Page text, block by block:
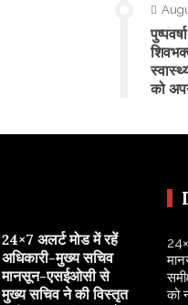
को
24×7 अलर्ट मोड में रहें
अधिकारी-मुख्य सचिव
मानसून-एसईओसी से
मुख्य सचिव ने की विस्तृत
को